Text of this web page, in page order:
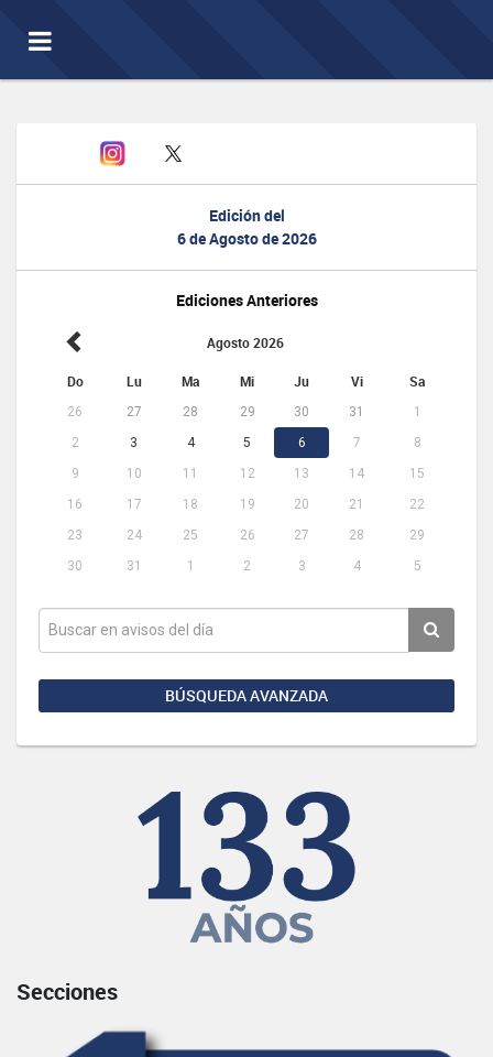
Toggle
navigation
Edición del
6 de Agosto de 2026
Ediciones Anteriores
Agosto 2026
Do Lu Ma Mi Ju Vi Sa
26 27 28 29 30 31
1
2
3 4 5 6 7
8
9
10 11 12 13 14
15
16
17 18 19 20 21
22
23
24 25 26 27 28
29
30
31 1 2 3 4 5
BÚSQUEDA AVANZADA
Secciones